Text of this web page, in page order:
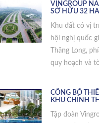
VINGROUP
SỞ HỮU 32
Khu đất có vị
hội nghị quốc
Thăng Long,
quy hoạch và
CÔNG BỐ
KHU CHÍNH
Tập đoàn